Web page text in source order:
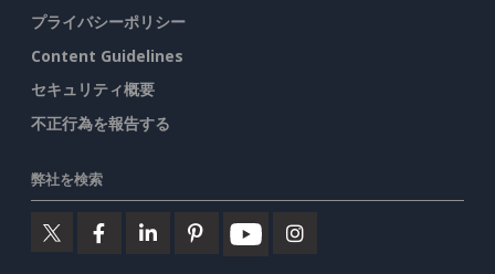
プライバシーポリシー
Content Guidelines
セキュリティ概要
不正行為を報告する
弊社を検索